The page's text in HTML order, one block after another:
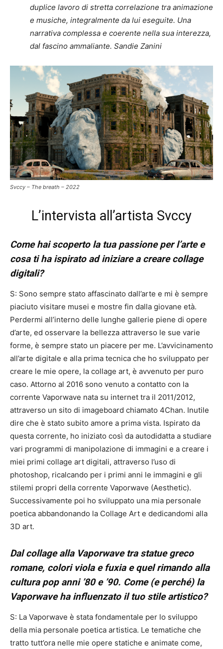
duplice lavoro di stretta correlazione tra animazione
e musiche, integralmente da lui eseguite. Una
narrativa complessa e coerente nella sua interezza,
dal fascino ammaliante. Sandie Zanini
Svccy – The breath – 2022
L’intervista all’artista Svccy
Come hai scoperto la tua passione per l’arte e
cosa ti ha ispirato ad iniziare a creare collage
digitali?
S: Sono sempre stato affascinato dall’arte e mi è sempre
piaciuto visitare musei e mostre fin dalla giovane età.
Perdermi all’interno delle lunghe gallerie piene di opere
d’arte, ed osservare la bellezza attraverso le sue varie
forme, è sempre stato un piacere per me. L’avvicinamento
all’arte digitale e alla prima tecnica che ho sviluppato per
creare le mie opere, la collage art, è avvenuto per puro
caso. Attorno al 2016 sono venuto a contatto con la
corrente Vaporwave nata su internet tra il 2011/2012,
attraverso un sito di imageboard chiamato 4Chan. Inutile
dire che è stato subito amore a prima vista. Ispirato da
questa corrente, ho iniziato così da autodidatta a studiare
vari programmi di manipolazione di immagini e a creare i
miei primi collage art digitali, attraverso l’uso di
photoshop, ricalcando per i primi anni le immagini e gli
stilemi propri della corrente Vaporwave (Aesthetic).
Successivamente poi ho sviluppato una mia personale
poetica abbandonando la Collage Art e dedicandomi alla
3D art.
Dal collage alla Vaporwave tra statue greco
romane, colori viola e fuxia e quel rimando alla
cultura pop anni ’80 e ’90. Come (e perché) la
Vaporwave ha influenzato il tuo stile artistico?
S: La Vaporwave è stata fondamentale per lo sviluppo
della mia personale poetica artistica. Le tematiche che
tratto tutt’ora nelle mie opere statiche e animate come,